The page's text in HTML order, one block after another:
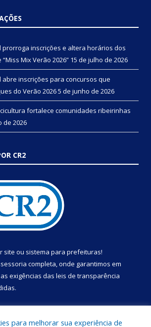
inscrições e altera horários dos
Mix Verão 2026” 15 de julho de 2026
inscrições para concursos que
do Verão 20265 de junho de 2026
fortalece comunidades ribeirinhas
de 2026
CR2
site ou sistema para prefeituras!
completa, onde garantimos em
exigências das leis de transparência
para melhorar sua experiência de